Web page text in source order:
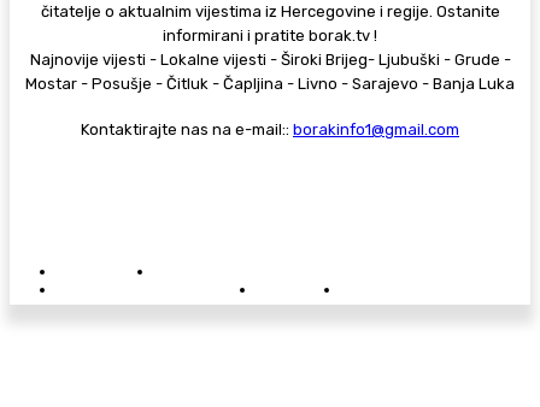
čitatelje o aktualnim vijestima iz Hercegovine i regije. Ostanite
informirani i pratite borak.tv !
Najnovije vijesti - Lokalne vijesti - Široki Brijeg- Ljubuški - Grude -
Mostar - Posušje - Čitluk - Čapljina - Livno - Sarajevo - Banja Luka
Kontaktirajte nas na e-mail:: borakinfo1@gmail.com